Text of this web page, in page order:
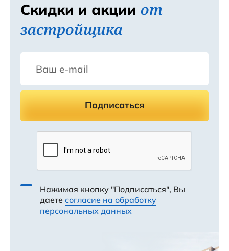
демонстрировала дочерняя компания ООО
Скидки и акции от
застройщика
Подписаться
Нажимая кнопку "Подписаться", Вы
даете согласие на обработку
персональных данных